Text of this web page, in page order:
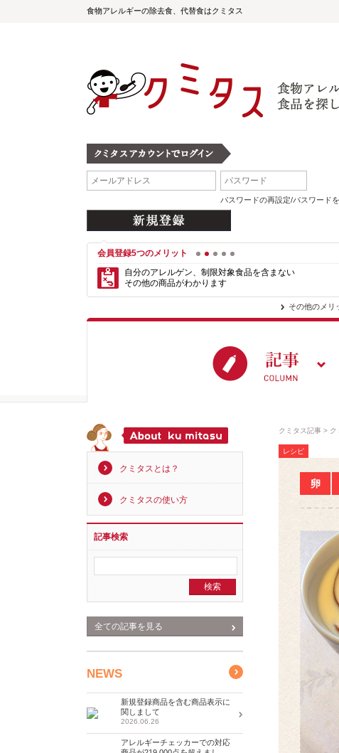
食物アレルギーの除去食、代替食はクミタス
パスワードの再設定/パスワード
会員登録5つのメリット 1 2 3 4
自分のアレルゲン、制限対象食品を含まない
その他の商品がわかります
その他のメリ
クミタス記事 ク
レシピ
卵
クミタスとは？
クミタスの使い方
記事検索
全ての記事を見る
NEWS
新規登録商品を含む商品表示に
関しまして
2026.06.26
アレルギーチェッカーでの対応